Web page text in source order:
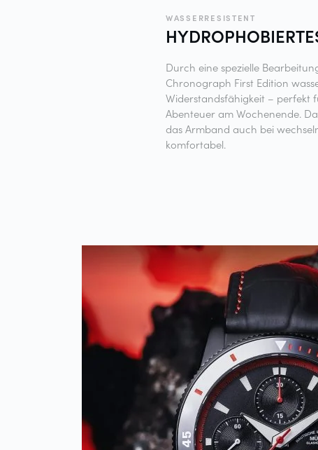
WASSERRESISTENT
Durch eine spezielle
Chronograph First Edition
Widerstandsfähigkeit – perfekt
Abenteuer am Wochenende.
das Armband auch bei
komfortabel.